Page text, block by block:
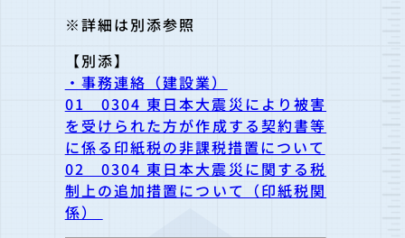
※詳細は別添参照
【別添】
・事務連絡（建設業）
01＿0304 東日本大震災により被害
を受けられた方が作成する契約書等
に係る印紙税の非課税措置について
02＿0304 東日本大震災に関する税
制上の追加措置について（印紙税関
係）